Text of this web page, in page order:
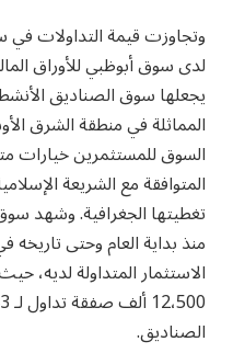
وتجاوزت قيمة التداولات في
يجعلها سوق الصناديق
المماثلة في منطقة الشرق
السوق للمستثمرين خيارات
المتوافقة مع الشريعة
تغطيتها الجغرافية. وشهد سوق
منذ بداية العام وحتى
الاستثمار المتداولة لديه،
الصناديق.